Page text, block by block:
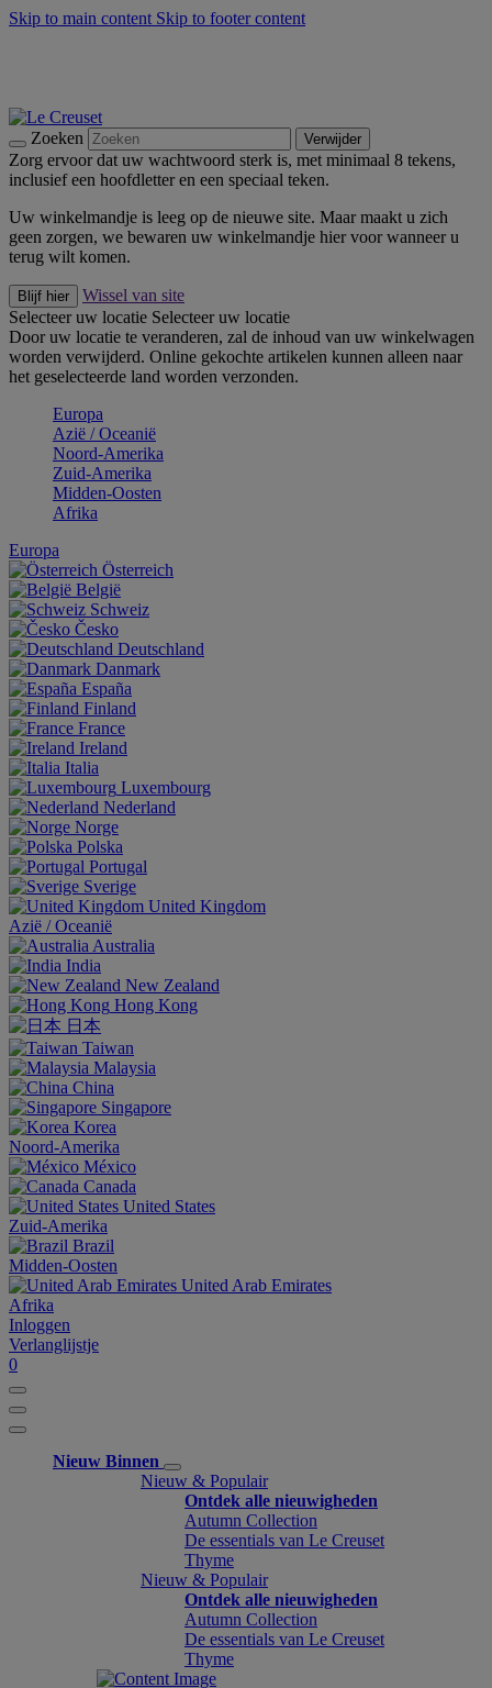
Skip to main content Skip to footer content
Zoeken Verwijder
Zorg ervoor dat uw wachtwoord sterk is, met minimaal 8 tekens,
inclusief een hoofdletter en een speciaal teken.
Uw winkelmandje is leeg op de nieuwe site. Maar maakt u zich
geen zorgen, we bewaren uw winkelmandje hier voor wanneer u
terug wilt komen.
Blijf hier
Wissel van site
Selecteer uw locatie Selecteer uw locatie
Door uw locatie te veranderen, zal de inhoud van uw winkelwagen
worden verwijderd. Online gekochte artikelen kunnen alleen naar
het geselecteerde land worden verzonden.
Europa
Aziё / Oceaniё
Noord-Amerika
Zuid-Amerika
Midden-Oosten
Afrika
Europa
Österreich
België
Schweiz
Česko
Deutschland
Danmark
España
Finland
France
Ireland
Italia
Luxembourg
Nederland
Norge
Polska
Portugal
Sverige
United Kingdom
Aziё / Oceaniё
Australia
India
New Zealand
Hong Kong
日本
Taiwan
Malaysia
China
Singapore
Korea
Noord-Amerika
México
Canada
United States
Zuid-Amerika
Brazil
Midden-Oosten
United Arab Emirates
Afrika
Inloggen
Verlanglijstje
0
Nieuw Binnen
Nieuw & Populair
Ontdek alle nieuwigheden
Autumn Collection
De essentials van Le Creuset
Thyme
Nieuw & Populair
Ontdek alle nieuwigheden
Autumn Collection
De essentials van Le Creuset
Thyme